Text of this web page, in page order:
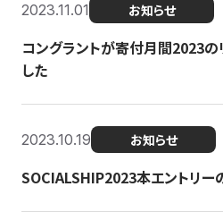
2023.11.01 お知らせ
コングラントが寄付月間2023の
した
2023.10.19 お知らせ
SOCIALSHIP2023本エントリー